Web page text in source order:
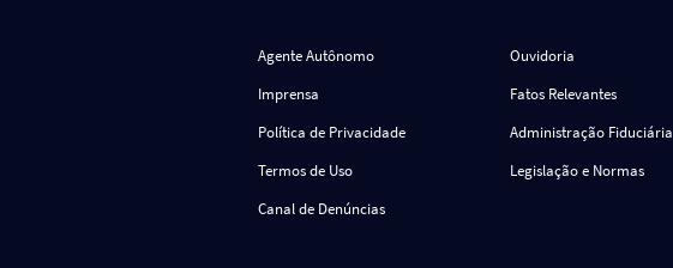
Agente Autônomo
Ouvidoria
Imprensa
Fatos Relevantes
Política de Privacidade
Administração Fiduciária
Termos de Uso
Legislação e Normas
Canal de Denúncias